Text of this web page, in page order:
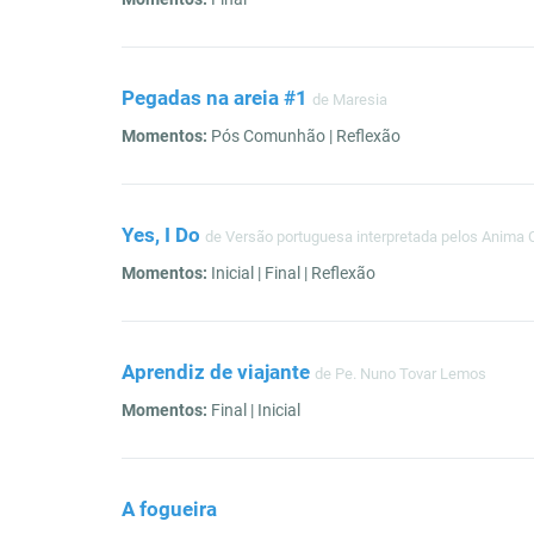
Pegadas na areia #1 de Maresia
Momentos: Pós Comunhão | Reflexão
Yes, I Do de Versão portuguesa interpretada pelos Anima
Momentos: Inicial | Final | Reflexão
Aprendiz de viajante de Pe. Nuno Tovar Lemos
Momentos: Final | Inicial
A fogueira